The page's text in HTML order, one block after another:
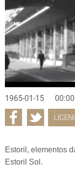
1965-01-15
Estoril, elementos
Estoril Sol.